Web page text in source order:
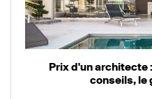
Prix d'un architecte
conseils, le